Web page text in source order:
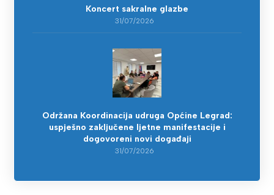
Koncert sakralne glazbe
31/07/2026
Održana Koordinacija udruga Općine Legrad:
uspješno zaključene ljetne manifestacije i
dogovoreni novi događaji
31/07/2026